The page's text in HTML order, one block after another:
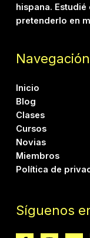
hispana.
pretenderlo en
Navegación
Inicio
Blog
Clases
Cursos
Novias
Miembros
Política de
Síguenos